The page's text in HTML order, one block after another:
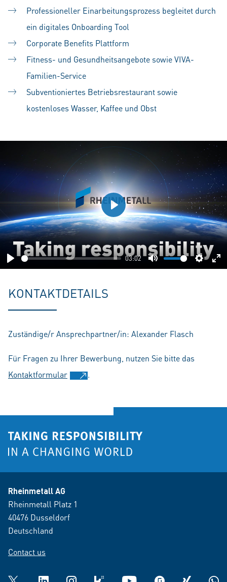
Professioneller Einarbeitungsprozess begleitet durch
ein digitales Onboarding Tool
Corporate Benefits Plattform
Fitness- und Gesundheitsangebote sowie VIVA-
Familien-Service
Subventioniertes Betriebsrestaurant sowie
kostenloses Wasser, Kaffee und Obst
Play
03:02
Mute
Play
KONTAKTDETAILS
Zuständige/r Ansprechpartner/in: Alexander Flasch
Für Fragen zu Ihrer Bewerbung, nutzen Sie bitte das
Kontaktformular
.
Rheinmetall AG
Rheinmetall Platz 1
40476 Dusseldorf
Deutschland
Contact us